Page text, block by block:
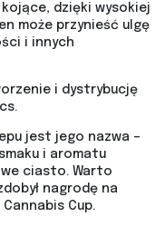
kojące, dzięki wysokiej
może przynieść ulgę
i innych
i dystrybucję
jest jego nazwa –
i aromatu
ciasto. Warto
nagrodę na
Cup.